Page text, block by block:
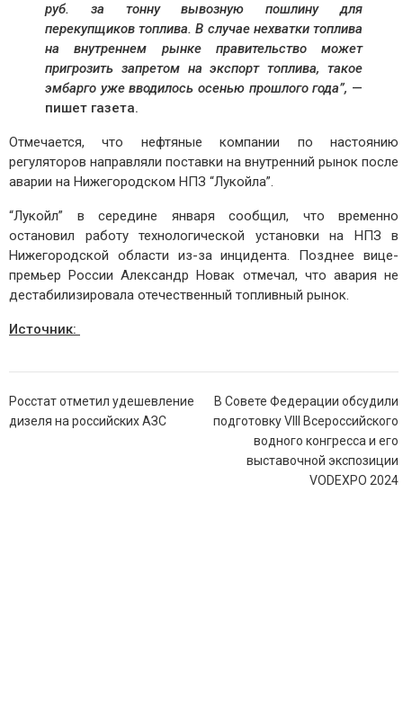
руб. за тонну вывозную пошлину для
перекупщиков топлива. В случае нехватки топлива
на внутреннем рынке правительство может
пригрозить запретом на экспорт топлива, такое
эмбарго уже вводилось осенью прошлого года”, —
пишет газета.
Отмечается, что нефтяные компании по настоянию
регуляторов направляли поставки на внутренний рынок после
аварии на Нижегородском НПЗ “Лукойла”.
“Лукойл” в середине января сообщил, что временно
остановил работу технологической установки на НПЗ в
Нижегородской области из-за инцидента. Позднее вице-
премьер России Александр Новак отмечал, что авария не
дестабилизировала отечественный топливный рынок.
Источник:
Навигация
по
Росстат отметил удешевление
дизеля на российских АЗС
В Совете Федерации обсудили
подготовку VIII Всероссийского
водного конгресса и его
выставочной экспозиции
VODEXPO 2024